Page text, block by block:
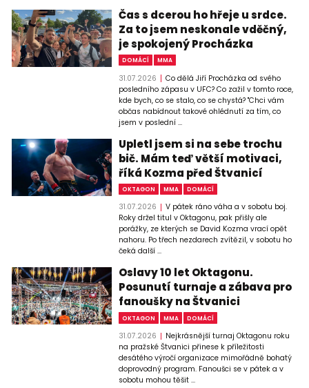
Čas s dcerou ho hřeje u srdce.
Za to jsem neskonale vděčný,
je spokojený Procházka
DOMÁCÍ MMA
31.07.2026
Co dělá Jiří Procházka od svého
posledního zápasu v UFC? Co zažil v tomto roce,
kde bych, co se stalo, co se chystá? "Chci vám
občas nabídnout takové ohlédnutí za tím, co
jsem v poslední ...
Upletl jsem si na sebe trochu
bič. Mám teď větší motivaci,
říká Kozma před Štvanicí
OKTAGON MMA DOMÁCÍ
31.07.2026
V pátek ráno váha a v sobotu boj.
Roky držel titul v Oktagonu, pak přišly ale
porážky, ze kterých se David Kozma vrací opět
nahoru. Po třech nezdarech zvítězil, v sobotu ho
čeká další ...
Oslavy 10 let Oktagonu.
Posunutí turnaje a zábava pro
fanoušky na Štvanici
OKTAGON MMA DOMÁCÍ
31.07.2026
Nejkrásnější turnaj Oktagonu roku
na pražské Štvanici přinese k příležitosti
desátého výročí organizace mimořádně bohatý
doprovodný program. Fanoušci se v pátek a v
sobotu mohou těšit ...